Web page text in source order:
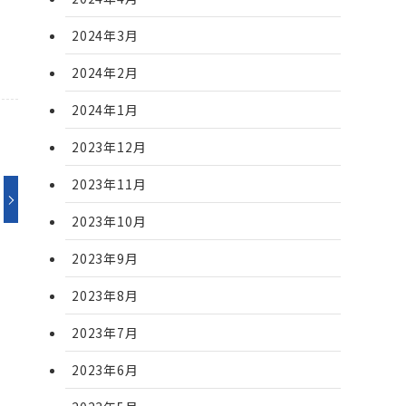
2024年3月
2024年2月
2024年1月
2023年12月
2023年11月
2023年10月
2023年9月
2023年8月
2023年7月
2023年6月